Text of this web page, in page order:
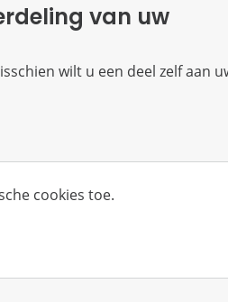
van uw
wilt u een deel zelf aan
cookies toe.